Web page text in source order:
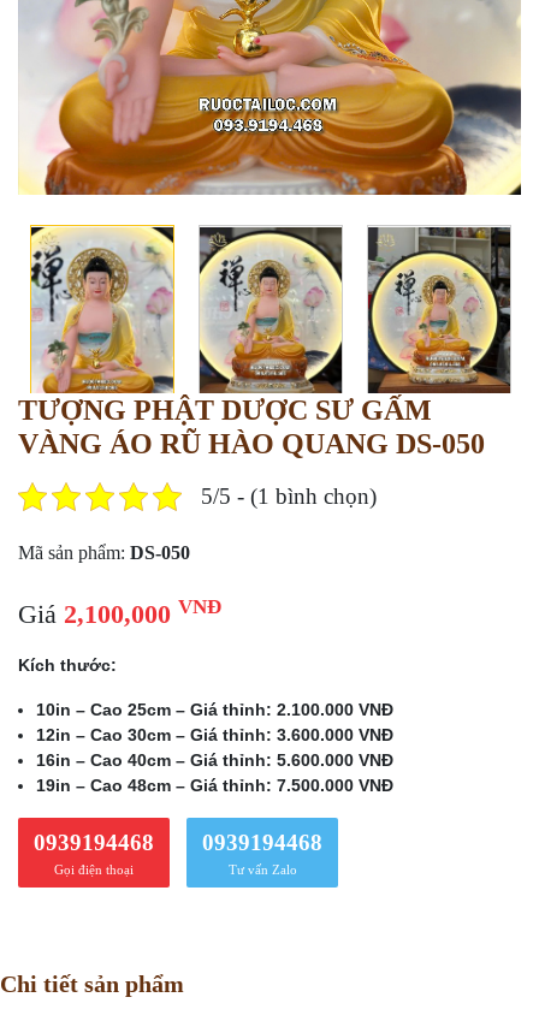
TƯỢNG PHẬT DƯỢC SƯ GẤM
VÀNG ÁO RŨ HÀO QUANG DS-050
5/5 - (1 bình chọn)
Mã sản phẩm: DS-050
Giá 2,100,000 VNĐ
Kích thước:
10in – Cao 25cm – Giá thỉnh: 2.100.000 VNĐ
12in – Cao 30cm – Giá thỉnh: 3.600.000 VNĐ
16in – Cao 40cm – Giá thỉnh: 5.600.000 VNĐ
19in – Cao 48cm – Giá thỉnh: 7.500.000 VNĐ
0939194468
Gọi điện thoại
0939194468
Tư vấn Zalo
Chi tiết sản phẩm